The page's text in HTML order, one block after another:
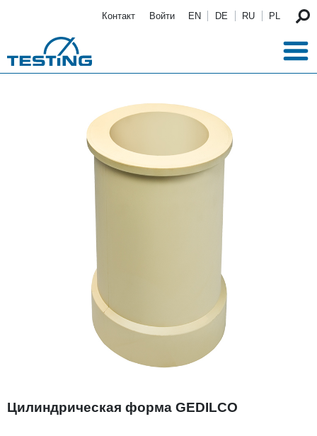
Контакт Войти EN DE RU PL
Цилиндрическая форма GEDILCO